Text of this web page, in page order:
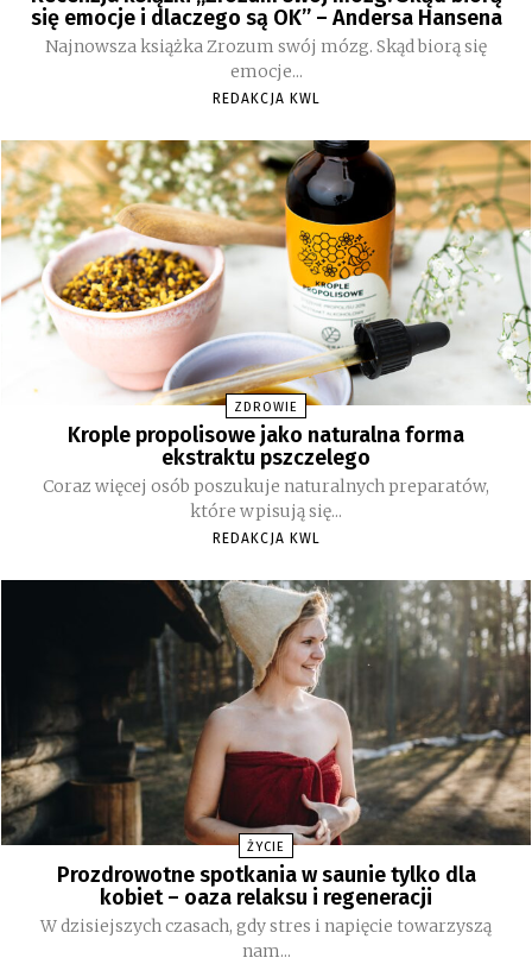
się emocje i dlaczego są OK” – Andersa Hansena
Najnowsza książka Zrozum swój mózg. Skąd biorą się
emocje...
REDAKCJA KWL
ZDROWIE
Krople propolisowe jako naturalna forma
ekstraktu pszczelego
Coraz więcej osób poszukuje naturalnych preparatów,
które wpisują się...
REDAKCJA KWL
ŻYCIE
Prozdrowotne spotkania w saunie tylko dla
kobiet – oaza relaksu i regeneracji
W dzisiejszych czasach, gdy stres i napięcie towarzyszą
nam...